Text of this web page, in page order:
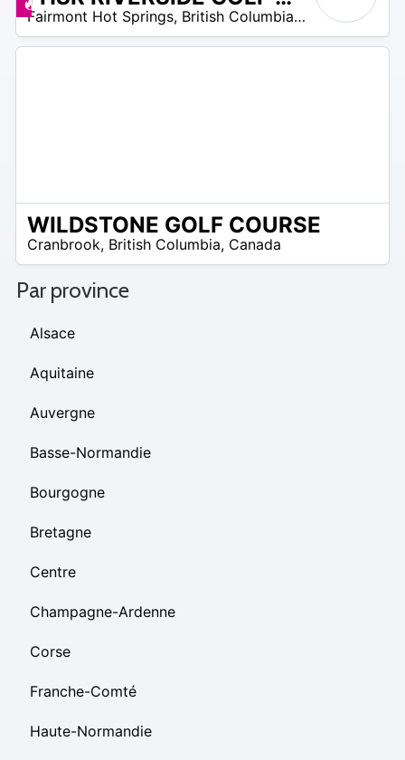
Promos disponibles
Fairmont Hot Springs, British Columbia,Canada
WILDSTONE GOLF COURSE
Cranbrook, British Columbia, Canada
Par province
Alsace
Aquitaine
Auvergne
Basse-Normandie
Bourgogne
Bretagne
Centre
Champagne-Ardenne
Corse
Franche-Comté
Haute-Normandie